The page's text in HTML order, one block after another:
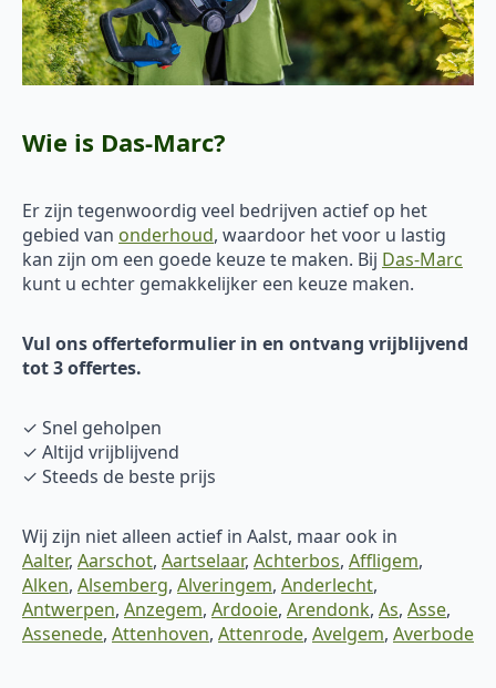
Wie is Das-Marc?
Er zijn tegenwoordig veel bedrijven actief op het
gebied van onderhoud, waardoor het voor u lastig
kan zijn om een goede keuze te maken. Bij Das-Marc
kunt u echter gemakkelijker een keuze maken.
Vul ons offerteformulier in en ontvang vrijblijvend
tot 3 offertes.
✓ Snel geholpen
✓ Altijd vrijblijvend
✓ Steeds de beste prijs
Wij zijn niet alleen actief in Aalst, maar ook in
Aalter, Aarschot, Aartselaar, Achterbos, Affligem,
Alken, Alsemberg, Alveringem, Anderlecht,
Antwerpen, Anzegem, Ardooie, Arendonk, As, Asse,
Assenede, Attenhoven, Attenrode, Avelgem, Averbode